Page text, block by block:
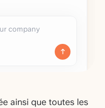
ainsi que toutes les